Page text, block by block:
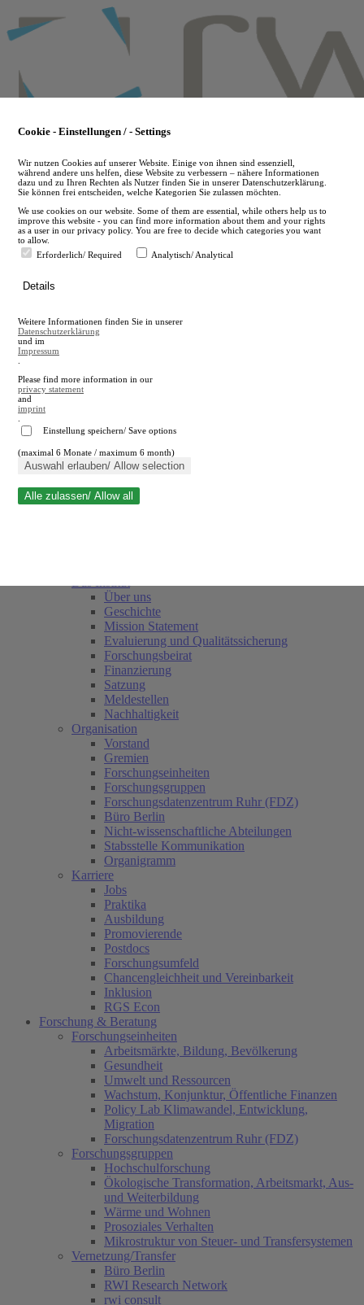
to
main
en
A
A
Suche schließen
Über uns
Geschichte
Mission Statement
Evaluierung und Qualitätssicherung
Forschungsbeirat
Finanzierung
Satzung
Meldestellen
Nachhaltigkeit
Organisation
Vorstand
Gremien
Forschungseinheiten
Forschungsgruppen
Forschungsdatenzentrum Ruhr (FDZ)
Büro Berlin
Nicht-wissenschaftliche Abteilungen
Stabsstelle Kommunikation
Organigramm
Karriere
Jobs
Praktika
Ausbildung
Promovierende
Postdocs
Forschungsumfeld
Chancengleichheit und Vereinbarkeit
Inklusion
RGS Econ
Forschung & Beratung
Forschungseinheiten
Arbeitsmärkte, Bildung, Bevölkerung
Gesundheit
Umwelt und Ressourcen
Wachstum, Konjunktur, Öffentliche Finanzen
Policy Lab Klimawandel, Entwicklung,
Migration
Forschungsdatenzentrum Ruhr (FDZ)
Forschungsgruppen
Hochschulforschung
Ökologische Transformation, Arbeitsmarkt, Aus-
und Weiterbildung
Wärme und Wohnen
Prosoziales Verhalten
Mikrostruktur von Steuer- und Transfersystemen
Vernetzung/Transfer
Büro Berlin
RWI Research Network
rwi consult
Cookie - Einstellungen / - Settings
Wir nutzen Cookies auf unserer Website. Einige von ihnen sind essenziell,
während andere uns helfen, diese Website zu verbessern – nähere Informationen
dazu und zu Ihren Rechten als Nutzer finden Sie in unserer Datenschutzerklärung.
Sie können frei entscheiden, welche Kategorien Sie zulassen möchten.
We use cookies on our website. Some of them are essential, while others help us to
improve this website - you can find more information about them and your rights
as a user in our privacy policy. You are free to decide which categories you want
to allow.
Erforderlich/ Required
Analytisch/ Analytical
Details
Weitere Informationen finden Sie in unserer
Datenschutzerklärung
und im
Impressum
Please find more information in our
privacy statement
and
imprint
Einstellung speichern/ Save options
(maximal 6 Monate / maximum 6 month)
Auswahl erlauben/ Allow selection
Alle zulassen/ Allow all